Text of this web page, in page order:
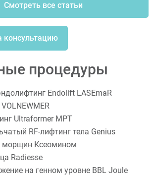
Смотреть все статьи
консультацию
процедуры
Endolift LASEmaR
Ultraformer MPT
RF-лифтинг тела Genius
морщин Ксеомином
Radiesse
на генном уровне BBL Joule